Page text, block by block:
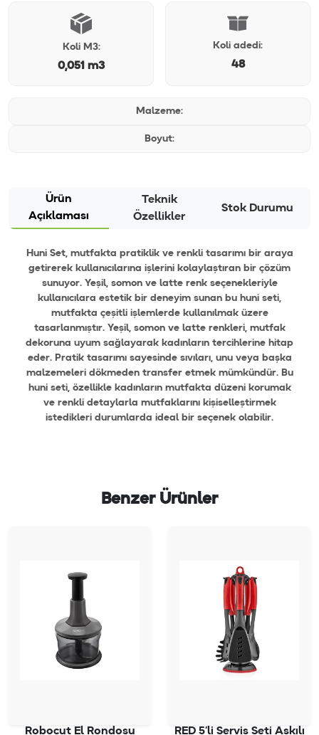
Koli M3:
0,051 m3
Koli adedi:
48
Malzeme:
Boyut:
Ürün
Açıklaması
Teknik
Özellikler
Stok Durumu
Huni Set, mutfakta pratiklik ve renkli tasarımı bir araya
getirerek kullanıcılarına işlerini kolaylaştıran bir çözüm
sunuyor. Yeşil, somon ve latte renk seçenekleriyle
kullanıcılara estetik bir deneyim sunan bu huni seti,
mutfakta çeşitli işlemlerde kullanılmak üzere
tasarlanmıştır. Yeşil, somon ve latte renkleri, mutfak
dekoruna uyum sağlayarak kadınların tercihlerine hitap
eder. Pratik tasarımı sayesinde sıvıları, unu veya başka
malzemeleri dökmeden transfer etmek mümkündür. Bu
huni seti, özellikle kadınların mutfakta düzeni korumak
ve renkli detaylarla mutfaklarını kişiselleştirmek
istedikleri durumlarda ideal bir seçenek olabilir.
Benzer Ürünler
Robocut El Rondosu RED 5’li Servis Seti Askılı